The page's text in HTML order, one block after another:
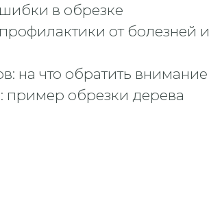
в обрезке
от болезней и
на что обратить внимание
пример обрезки дерева